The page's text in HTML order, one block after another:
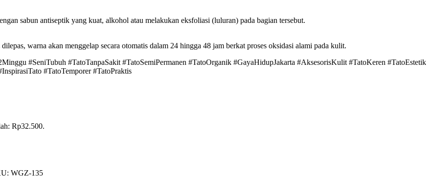
sabun antiseptik yang kuat, alkohol atau melakukan eksfoliasi (luluran) pada bagian tersebut.
warna akan menggelap secara otomatis dalam 24 hingga 48 jam berkat proses oksidasi alami pada kulit.
#SeniTubuh #TatoTanpaSakit #TatoSemiPermanen #TatoOrganik #GayaHidupJakarta #AksesorisKulit #TatoKeren #TatoEstetik
#TatoTemporer #TatoPraktis
Rp32.500.
WGZ-135